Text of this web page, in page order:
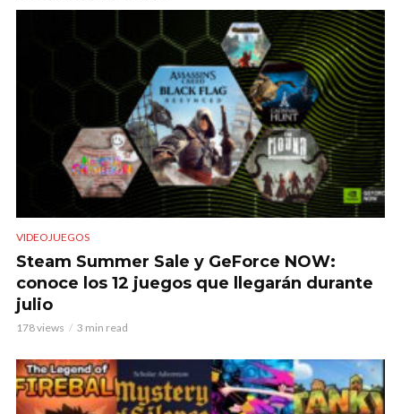
VIDEOJUEGOS
Steam Summer Sale y GeForce NOW:
conoce los 12 juegos que llegarán durante
julio
178 views 3 min read